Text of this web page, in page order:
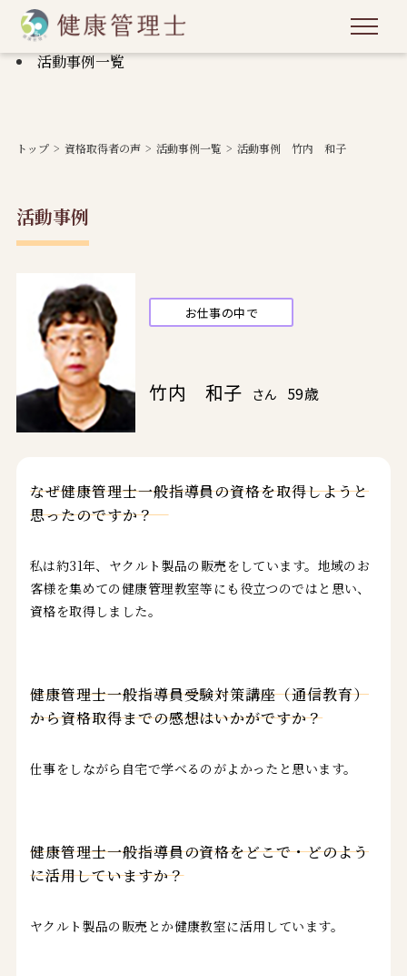
活動事例一覧
トップ 資格取得者の声 活動事例一覧 活動事例 竹内 和子
活動事例
お仕事の中で
竹内 和子 さん 59歳
なぜ健康管理士一般指導員の資格を取得しようと
思ったのですか？
なぜ健康管理士一般指導員の資格を取得しようと
思ったのですか？
私は約31年、ヤクルト製品の販売をしています。地域のお
客様を集めての健康管理教室等にも役立つのではと思い、
資格を取得しました。
健康管理士一般指導員受験対策講座（通信教育）
から資格取得までの感想はいかがですか？
健康管理士一般指導員受験対策講座（通信教育）
から資格取得までの感想はいかがですか？
仕事をしながら自宅で学べるのがよかったと思います。
健康管理士一般指導員の資格をどこで・どのよう
に活用していますか？
健康管理士一般指導員の資格をどこで・どのよう
に活用していますか？
ヤクルト製品の販売とか健康教室に活用しています。